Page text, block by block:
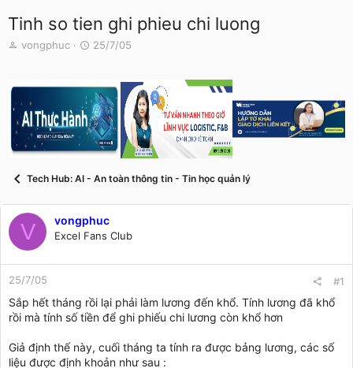
Tinh so tien ghi phieu chi luong
T
e
a
d
s
a
r
vongphuc
N
y
g
ử
i
25/7/05
Tech Hub: AI - An toàn thông tin - Tin học quản lý
V vongphuc
Excel Fans Club
25/7/05 #1
Sắp hết tháng rồi lại phải làm lương đến khổ. Tính lương đã khổ
rồi mà tính số tiền để ghi phiếu chi lương còn khổ hơn
Giả định thế này, cuối tháng ta tính ra được bảng lương, các số
liệu được định khoản như sau :